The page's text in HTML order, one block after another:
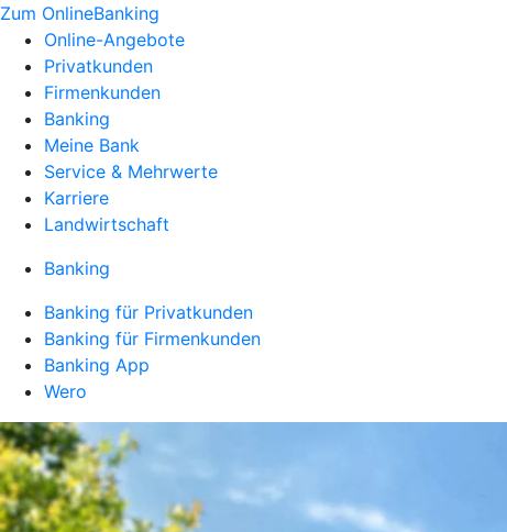
Zum OnlineBanking
Online-Angebote
Privatkunden
Firmenkunden
Banking
Meine Bank
Service & Mehrwerte
Karriere
Landwirtschaft
Banking
Banking für Privatkunden
Banking für Firmenkunden
Banking App
Wero